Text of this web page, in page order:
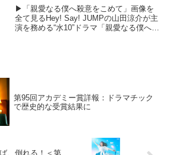
目が集まる！
▶︎「親愛なる僕へ殺意をこめて」画像を
全て見るHey! Say! JUMPの山田涼介が主
演を務める“水10”ドラマ「親愛なる僕へ殺
第95回アカデミー賞詳報：ドラマチック
で歴史的な受賞結果に
、倒れる！＜第